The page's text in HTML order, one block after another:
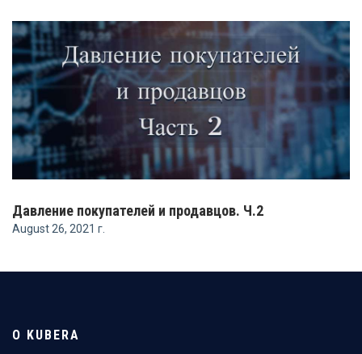
Давление покупателей и продавцов. Ч.2
August 26, 2021 г.
О KUBERA